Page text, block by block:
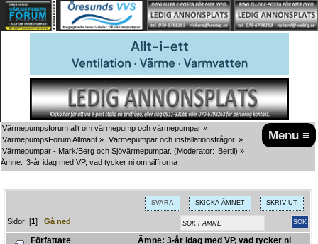
Menu ≡
Värmepumpsforum allt om värmepump och värmepumpar »
VärmepumpsForum Allmänt » Värmepumpar och installationsfrågor. »
Värmepumpar - Mark/Berg och Sjövärmepumpar. (Moderator: Bertil) »
Ämne: 3-år idag med VP, vad tycker ni om siffrorna
SVARA SKICKA ÄMNET SKRIV UT
Sidor: [1]Gå ned
Författare
Ämne: 3-år idag med VP, vad tycker ni